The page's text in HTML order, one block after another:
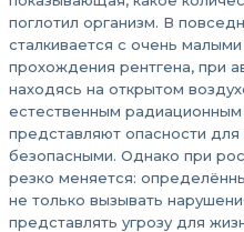
поглотил организм. В
сталкивается с очень
прохождения рентгена, при
находясь на открытом
естественным
представляют опасности
безопасными. Однако при
резко меняется:
не только вызывать
представлять угрозу для